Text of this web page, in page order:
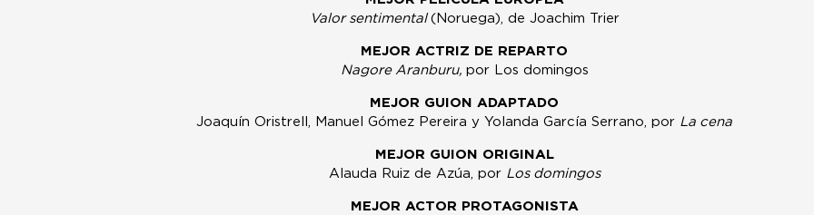
Valor sentimental (Noruega), de Joachim Trier
MEJOR ACTRIZ DE REPARTO
Nagore Aranburu, por Los domingos
MEJOR GUION ADAPTADO
Joaquín Oristrell, Manuel Gómez Pereira y Yolanda García Serrano, por La cena
MEJOR GUION ORIGINAL
Alauda Ruiz de Azúa, por Los domingos
MEJOR ACTOR PROTAGONISTA